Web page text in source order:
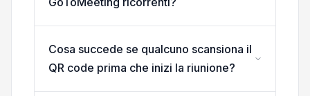
Cosa succede se qualcuno scansiona il
QR code prima che inizi la riunione?